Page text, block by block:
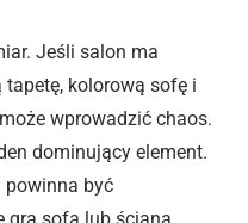
Jeśli salon ma
tapetę, kolorową sofę i
wprowadzić chaos.
dominujący element.
powinna być